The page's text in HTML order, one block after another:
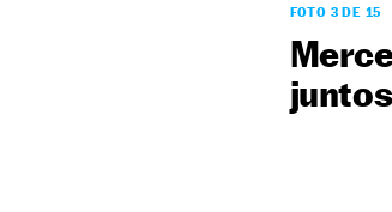
FOTO 3 DE 15
juntos